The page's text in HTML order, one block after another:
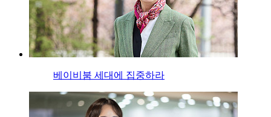
베이비붐 세대에 집중하라